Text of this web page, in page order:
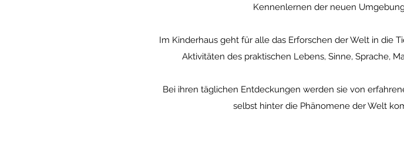
Kennenlernen der neuen
Im Kinderhaus geht für alle das Erforschen der Welt in die
Aktivitäten des praktischen Lebens, Sinne, Sprache,
Bei ihren täglichen Entdeckungen werden sie von
selbst hinter die Phänomene der Welt